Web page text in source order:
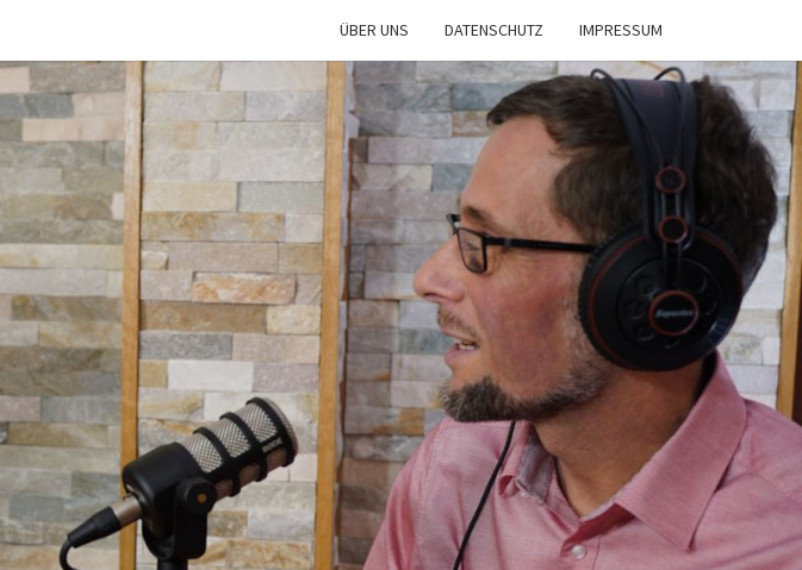
ÜBER UNS DATENSCHUTZ IMPRESSUM
DAS IST
EINE
Von Cornelia Und
Volker
Quaschning – Der
Podcast Zur
Klimakrise Und
Energierevolution
| Klimaschutz Und
Energiewende-
Fakten Und